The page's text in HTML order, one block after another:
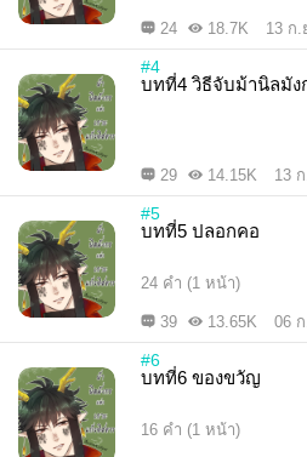
24 18.7K 13 ก.
#4
บทที่4 วิธีจับม้านิลมั
29 14.15K 13
#5
บทที่5 ปลอกคอ
24 คำ (1 หน้า)
39 13.65K 06
#6
บทที่6 ของขวัญ
16 คำ (1 หน้า)